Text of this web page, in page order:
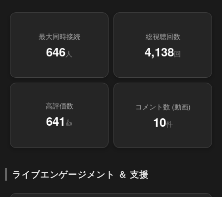
最大同時接続
646人
総視聴回数
4,138回
高評価数
641 👍
コメント数 (動画)
10件
ライブエンゲージメント ＆ 支援